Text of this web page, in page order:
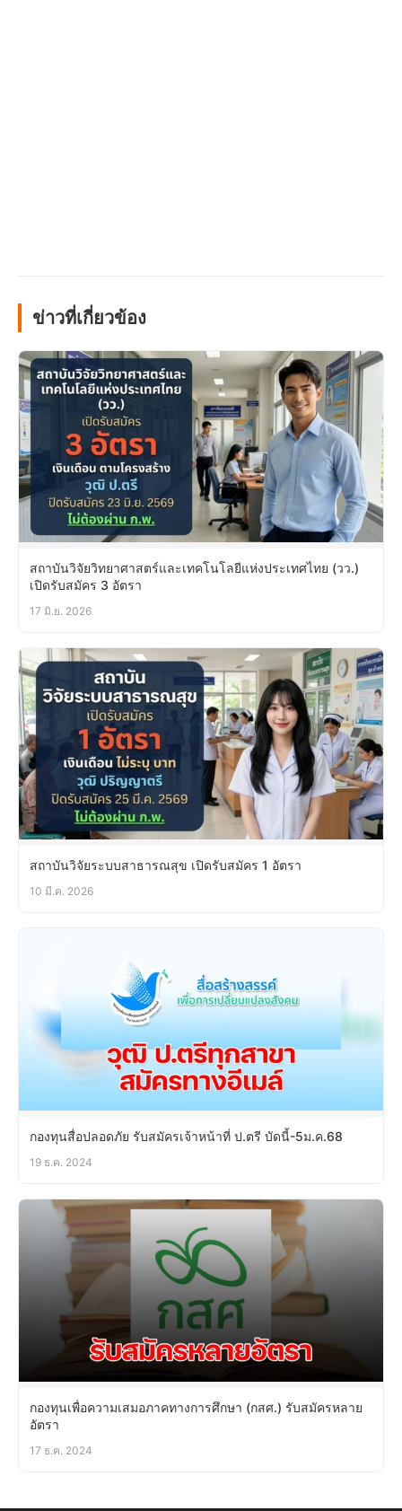
ข่าวที่เกี่ยวข้อง
สถาบันวิจัยวิทยาศาสตร์และเทคโนโลยีแห่งประเทศไทย (วว.)
เปิดรับสมัคร 3 อัตรา
17 มิ.ย. 2026
สถาบันวิจัยระบบสาธารณสุข เปิดรับสมัคร 1 อัตรา
10 มี.ค. 2026
กองทุนสื่อปลอดภัย รับสมัครเจ้าหน้าที่ ป.ตรี บัดนี้-5ม.ค.68
19 ธ.ค. 2024
กองทุนเพื่อความเสมอภาคทางการศึกษา (กสศ.) รับสมัครหลาย
อัตรา
17 ธ.ค. 2024